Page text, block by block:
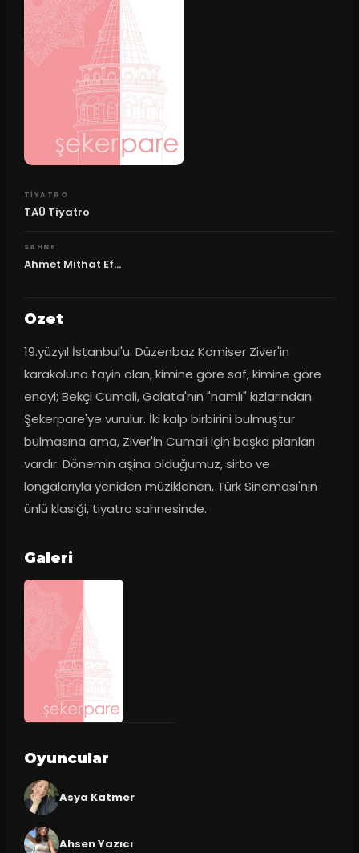
TIYATRO
TAÜ Tiyatro
SAHNE
Ahmet Mithat Ef...
Ozet
19.yüzyıl İstanbul'u. Düzenbaz Komiser Ziver'in
karakoluna tayin olan; kimine göre saf, kimine göre
enayi; Bekçi Cumali, Galata'nın "namlı" kızlarından
Şekerpare'ye vurulur. İki kalp birbirini bulmuştur
bulmasına ama, Ziver'in Cumali için başka planları
vardır. Dönemin aşina olduğumuz, sirto ve
longalarıyla yeniden müziklenen, Türk Sineması'nın
ünlü klasiği, tiyatro sahnesinde.
Galeri
Oyuncular
Asya Katmer
Ahsen Yazıcı